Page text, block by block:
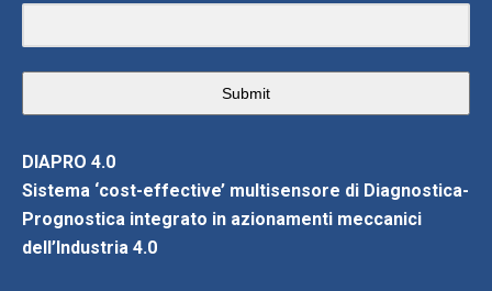
Submit
DIAPRO 4.0
Sistema ‘cost-effective’ multisensore di Diagnostica-
Prognostica integrato in azionamenti meccanici
dell’Industria 4.0